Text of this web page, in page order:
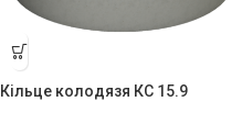
Кільце колодязя КС 15.9